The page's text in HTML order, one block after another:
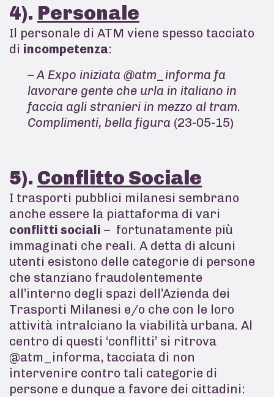
4). Personale
Il personale di ATM viene spesso tacciato
di incompetenza:
– A Expo iniziata @atm_informa fa
lavorare gente che urla in italiano in
faccia agli stranieri in mezzo al tram.
Complimenti, bella figura (23-05-15)
5). Conflitto Sociale
I trasporti pubblici milanesi sembrano
anche essere la piattaforma di vari
conflitti sociali – fortunatamente più
immaginati che reali. A detta di alcuni
utenti esistono delle categorie di persone
che stanziano fraudolentemente
all’interno degli spazi dell’Azienda dei
Trasporti Milanesi e/o che con le loro
attività intralciano la viabilità urbana. Al
centro di questi ‘conflitti’ si ritrova
@atm_informa, tacciata di non
intervenire contro tali categorie di
persone e dunque a favore dei cittadini: